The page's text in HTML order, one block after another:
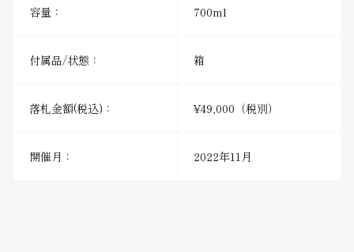
容量： 700ml
付属品/状態： 箱
落札金額(税込)： ¥49,000（税別）
開催月： 2022年11月